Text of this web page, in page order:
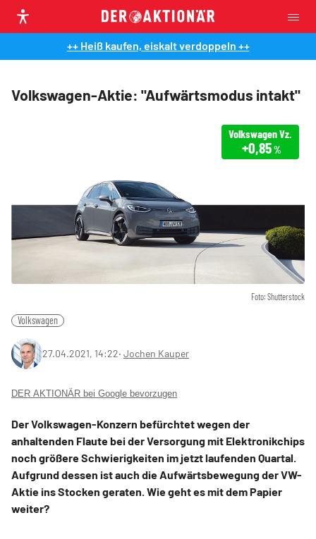
++ Heiß kaufen, eiskalt verdoppeln ++
Volkswagen-Aktie: "Aufwärtsmodus intakt"
Foto: Shutterstock
Volkswagen Vz.
+0,85%
Volkswagen
27.04.2021, 14:22‧ Jochen Kauper
DER AKTIONÄR bei Google bevorzugen
Der Volkswagen-Konzern befürchtet wegen der
anhaltenden Flaute bei der Versorgung mit Elektronikchips
noch größere Schwierigkeiten im jetzt laufenden Quartal.
Aufgrund dessen ist auch die Aufwärtsbewegung der VW-
Aktie ins Stocken geraten. Wie geht es mit dem Papier
weiter?